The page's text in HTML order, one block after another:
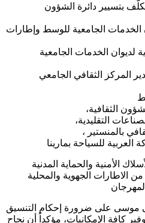
بتسيير دائرة الشؤون
الخدمات الجامعية للوسط وإطارات
لديوان الخدمات الجامعية
المركز الثقافي الجامعي
الثقافية،
التقليدية،
بالمنستير ،
العربية للسياحة بمارينا
الأمنية والحماية المدنية
الاطارات الجهوية والمحلية
موسى على ضرورة إحكام التنسيق
كافة الإمكانيات، مؤكداً أن نجاح